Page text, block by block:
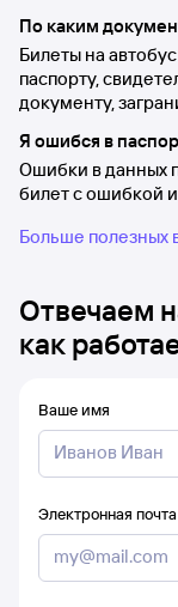
По каким
Билеты на
паспорту,
документу,
Я ошибся в
Ошибки в данных
билет с ошибкой
Больше полезных
Отвечаем
как
Ваше имя
Электронная почта